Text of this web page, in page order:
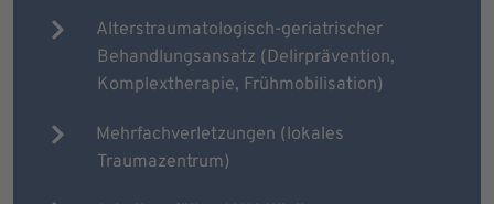
Alterstraumatologisch-geriatrischer
Behandlungsansatz (Delirprävention,
Komplextherapie, Frühmobilisation)
Mehrfachverletzungen (lokales
Traumazentrum)